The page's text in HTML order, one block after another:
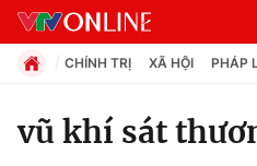
CHÍNH TRỊ XÃ HỘI PHÁP
vũ khí sát